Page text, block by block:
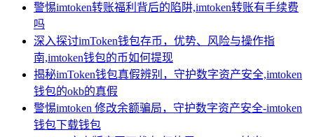
警惕imtoken转账福利背后的陷阱,imtoken转账有手续费
吗
深入探讨imToken钱包存币，优势、风险与操作指
南,imtoken钱包的币如何提现
揭秘imToken钱包真假辨别，守护数字资产安全,imtoken
钱包的okb的真假
警惕imtoken 修改余额骗局，守护数字资产安全-imtoken
钱包下载钱包